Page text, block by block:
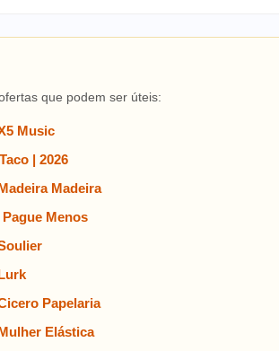
que podem ser úteis:
Music
| 2026
Madeira
Menos
Papelaria
Elástica